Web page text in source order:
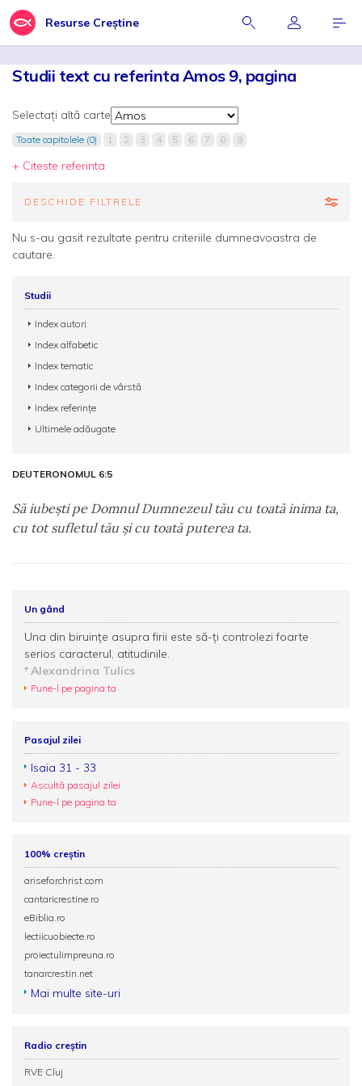
Resurse Creștine
Studii text cu referinta Amos 9, pagina
Selectați altă carte
Toate capitolele (0) 1 2 3 4 5 6 7 8 9
+ Citeste referinta
DESCHIDE FILTRELE
Nu s-au gasit rezultate pentru criteriile dumneavoastra de
cautare.
Studii
Index autori
Index alfabetic
Index tematic
Index categorii de vârstă
Index referințe
Ultimele adăugate
DEUTERONOMUL 6:5
Să iubeşti pe Domnul Dumnezeul tău cu toată inima ta,
cu tot sufletul tău şi cu toată puterea ta.
Un gând
Una din biruinţe asupra firii este să-ţi controlezi foarte
serios caracterul, atitudinile.
Alexandrina Tulics
Pune-l pe pagina ta
Pasajul zilei
Isaia 31 - 33
Ascultă pasajul zilei
Pune-l pe pagina ta
100% creștin
ariseforchrist.com
cantaricrestine.ro
eBiblia.ro
lectiicuobiecte.ro
proiectulimpreuna.ro
tanarcrestin.net
Mai multe site-uri
Radio creștin
RVE Cluj